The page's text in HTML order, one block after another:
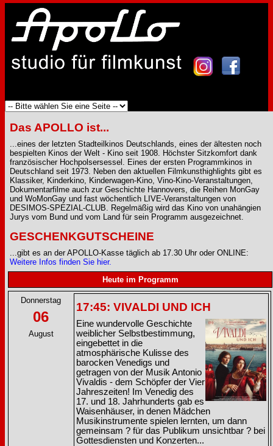
Das APOLLO ist...
...eines der letzten Stadteilkinos Deutschlands, eines der ältesten noch
bespielten Kinos der Welt - Kino seit 1908. Höchster Sitzkomfort dank
französischer Hochpolsersessel. Eines der ersten Programmkinos in
Deutschland seit 1973. Neben den aktuellen Filmkunsthighlights gibt es
Klassiker, Kinderkino, Kinderwagen-Kino, Vino-Kino-Veranstaltungen,
Dokumentarfilme auch zur Geschichte Hannovers, die Reihen MonGay
und WoMonGay und fast wöchentlich LIVE-Veranstaltungen von
DESIMOS-SPEZIAL-CLUB. Regelmäßig wird das Kino von unahängien
Jurys vom Bund und vom Land für sein Programm ausgezeichnet.
GESCHENKGUTSCHEINE
...gibt es an der APOLLO-Kasse täglich ab 17.30 Uhr oder ONLINE:
Weitere Infos finden Sie hier.
Heute im Programm
Donnerstag
06
August
17:45: VIVALDI UND ICH
Eine wundervolle Geschichte
weiblicher Selbstbestimmung,
eingebettet in die
atmosphärische Kulisse des
barocken Venedigs und
getragen von der Musik Antonio
Vivaldis - dem Schöpfer der Vier
Jahreszeiten! Im Venedig des
17. und 18. Jahrhunderts gab es
Waisenhäuser, in denen Mädchen
Musikinstrumente spielen lernten, um dann
gemeinsam ? für das Publikum unsichtbar ? bei
Gottesdiensten und Konzerten...